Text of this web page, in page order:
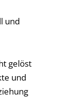
und
gelöst
und